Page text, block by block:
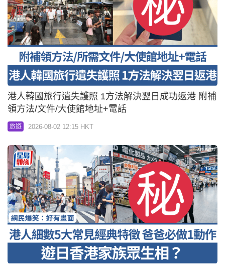
港人韓國旅行遺失護照 1方法解決翌日成功返港 附補
領方法/文件/大使館地址+電話
旅遊 2026-08-02 12:15 HKT